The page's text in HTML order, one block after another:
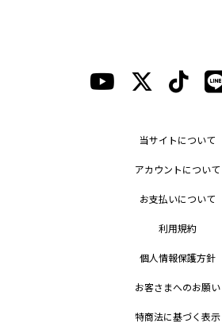
当サイトについて
アカウントについて
お支払いについて
利用規約
個人情報保護方針
お客さまへのお願い
特商法に基づく表示